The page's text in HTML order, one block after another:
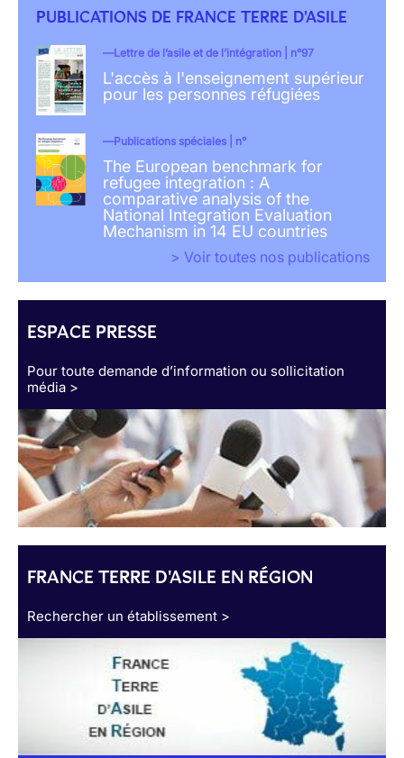
PUBLICATIONS DE FRANCE TERRE D'ASILE
Lettre de l’asile et de l’intégration | n°97
L'accès à l'enseignement supérieur
pour les personnes réfugiées
Publications spéciales | n°
The European benchmark for
refugee integration : A
comparative analysis of the
National Integration Evaluation
Mechanism in 14 EU countries
> Voir toutes nos publications
ESPACE PRESSE
Pour toute demande d’information ou sollicitation
média >
FRANCE TERRE D'ASILE EN RÉGION
Rechercher un établissement >